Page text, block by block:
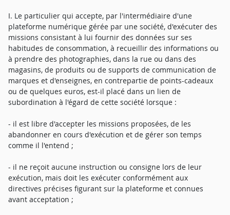
I. Le particulier qui accepte, par l'intermédiaire d'une
plateforme numérique gérée par une société, d'exécuter des
missions consistant à lui fournir des données sur ses
habitudes de consommation, à recueillir des informations ou
à prendre des photographies, dans la rue ou dans des
magasins, de produits ou de supports de communication de
marques et d'enseignes, en contrepartie de points-cadeaux
ou de quelques euros, est-il placé dans un lien de
subordination à l'égard de cette société lorsque :
- il est libre d'accepter les missions proposées, de les
abandonner en cours d'exécution et de gérer son temps
comme il l'entend ;
- il ne reçoit aucune instruction ou consigne lors de leur
exécution, mais doit les exécuter conformément aux
directives précises figurant sur la plateforme et connues
avant acceptation ;